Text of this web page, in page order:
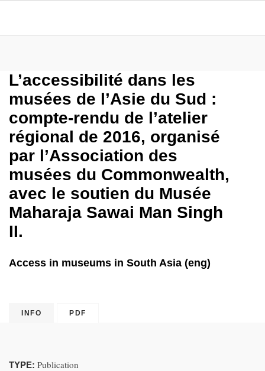
L’accessibilité dans les
musées de l’Asie du Sud :
compte-rendu de l’atelier
régional de 2016, organisé
par l’Association des
musées du Commonwealth,
avec le soutien du Musée
Maharaja Sawai Man Singh
II.
Access in museums in South Asia (eng)
INFO PDF
TYPE: Publication